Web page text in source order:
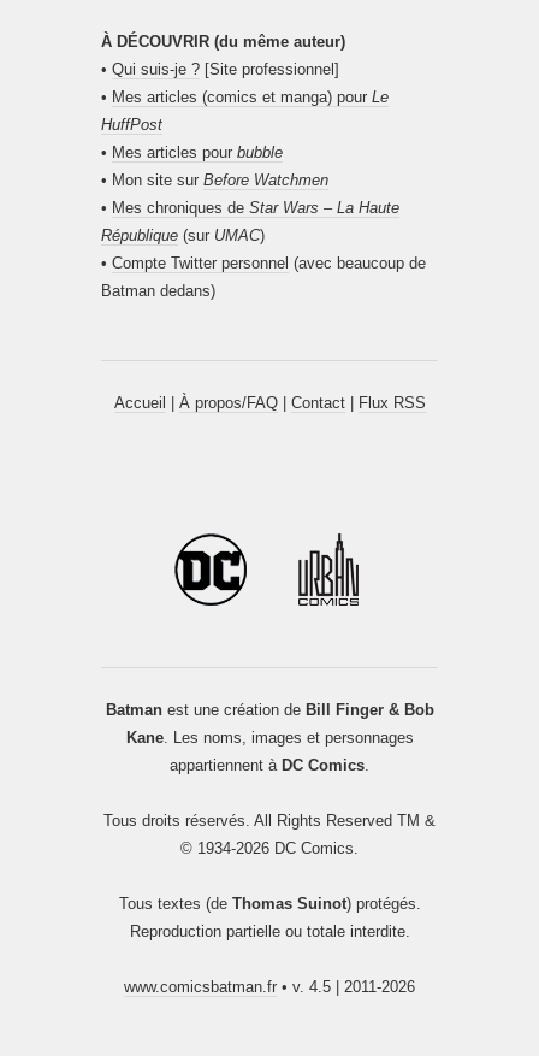
À DÉCOUVRIR (du même auteur)
• Qui suis-je ? [Site professionnel]
• Mes articles (comics et manga) pour Le
HuffPost
• Mes articles pour bubble
• Mon site sur Before Watchmen
• Mes chroniques de Star Wars – La Haute
République (sur UMAC)
• Compte Twitter personnel (avec beaucoup de
Batman dedans)
Accueil À propos/FAQ| Contact| Flux RSS
Batmanest une création de Bill Finger & Bob
Kane. Les noms, images et personnages
appartiennent à DC Comics.
Tous droits réservés. All Rights Reserved TM &
© 1934-2026 DC Comics.
Tous textes (de Thomas Suinot) protégés.
Reproduction partielle ou totale interdite.
www.comicsbatman.fr • v. 4.5 | 2011-2026